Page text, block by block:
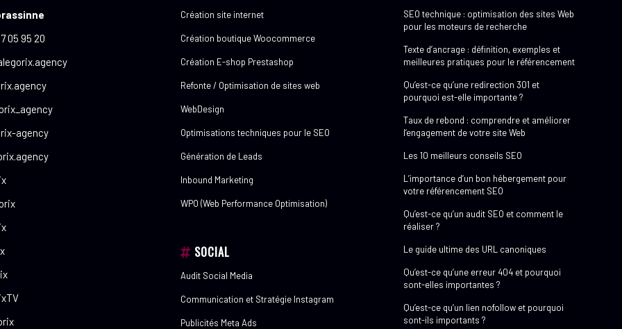
05 95 20
agency
Création site internet
Création boutique Woocommerce
Création E-shop Prestashop
Refonte / Optimisation de sites web
WebDesign
Optimisations techniques pour le SEO
Génération de Leads
Inbound Marketing
WPO (Web Performance Optimisation)
SOCIAL
Audit Social Media
Communication et Stratégie Instagram
Publicités Meta Ads
SEO technique : optimisation des sites Web
pour les moteurs de recherche
Texte d’ancrage : définition, exemples et
meilleures pratiques pour le référencement
Qu’est-ce qu’une redirection 301 et
pourquoi est-elle importante ?
Taux de rebond : comprendre et améliorer
l’engagement de votre site Web
Les 10 meilleurs conseils SEO
L’importance d’un bon hébergement pour
votre référencement SEO
Qu’est-ce qu’un audit SEO et comment le
réaliser ?
Le guide ultime des URL canoniques
Qu’est-ce qu’une erreur 404 et pourquoi
sont-elles importantes ?
Qu’est-ce qu’un lien nofollow et pourquoi
sont-ils importants ?